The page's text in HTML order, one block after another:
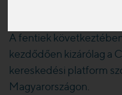
A fentiek
kezdődően kizárólag a
kereskedési platform
Magyarországon